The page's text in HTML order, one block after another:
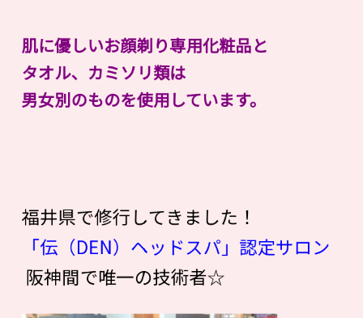
肌に優しいお顔剃り専用化粧品と
タオル、カミソリ類は
男女別のものを使用しています。
福井県で修行してきました！
「伝（DEN）ヘッドスパ」認定サロン
阪神間で唯一の技術者☆